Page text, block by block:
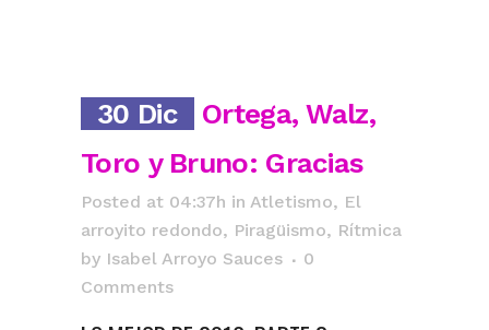
30 Dic
Ortega, Walz,
Toro y Bruno: Gracias
Posted at 04:37h in Atletismo, El
arroyito redondo, Piragüismo, Rítmica
by Isabel Arroyo Sauces
0
Comments